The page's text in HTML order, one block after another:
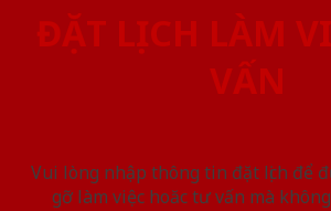
ĐẶT LỊCH LÀM
VẤN
Vui lòng nhập thông tin đặt lịch để
gỡ làm việc hoăc tư vấn mà